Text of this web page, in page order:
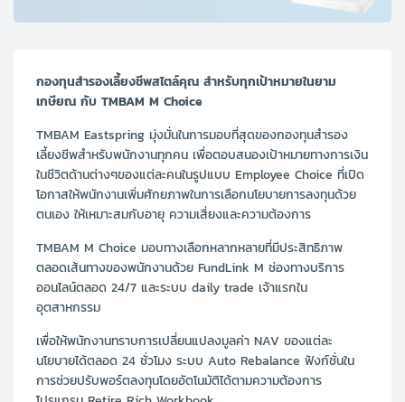
กองทุนสำรองเลี้ยงชีพสไตล์คุณ สำหรับทุกเป้าหมายในยาม
เกษียณ กับ TMBAM M Choice
TMBAM Eastspring มุ่งมั่นในการมอบที่สุดของกองทุนสำรอง
เลี้ยงชีพสำหรับพนักงานทุกคน เพื่อตอบสนองเป้าหมายทางการเงิน
ในชีวิตด้านต่างๆของแต่ละคนในรูปแบบ Employee Choice ที่เปิด
โอกาสให้พนักงานเพิ่มศักยภาพในการเลือกนโยบายการลงทุนด้วย
ตนเอง ให้เหมาะสมกับอายุ ความเสี่ยงและความต้องการ
TMBAM M Choice มอบทางเลือกหลากหลายที่มีประสิทธิภาพ
ตลอดเส้นทางของพนักงานด้วย FundLink M ช่องทางบริการ
ออนไลน์ตลอด 24/7 และระบบ daily trade เจ้าแรกใน
อุตสาหกรรม
เพื่อให้พนักงานทราบการเปลี่ยนแปลงมูลค่า NAV ของแต่ละ
นโยบายได้ตลอด 24 ชั่วโมง ระบบ Auto Rebalance ฟังก์ชั่นใน
การช่วยปรับพอร์ตลงทุนโดยอัตโนมัติได้ตามความต้องการ